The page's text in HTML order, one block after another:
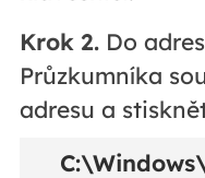
Krok 2.Do
Průzkumníka
adresu a